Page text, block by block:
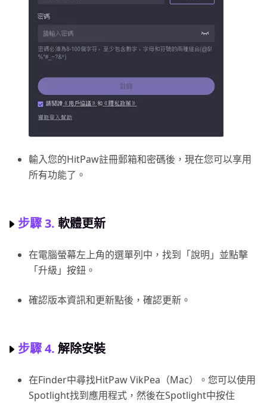
輸入您的HitPaw註冊郵箱和密碼後，現在您可以享用
所有功能了。
步驟 3. 軟體更新
在電腦螢幕左上角的選單列中，找到「說明」並點擊
「升級」按鈕。
確認版本資訊和更新點後，確認更新。
步驟 4. 解除安裝
在Finder中尋找HitPaw VikPea（Mac）。您可以使用
Spotlight找到應用程式，然後在Spotlight中按住